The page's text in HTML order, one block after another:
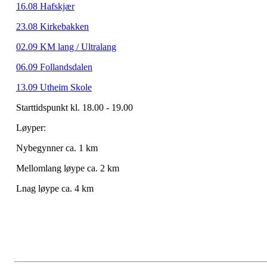
16.08 Hafskjær
23.08 Kirkebakken
02.09 KM lang / Ultralang
06.09 Follandsdalen
13.09 Utheim Skole
Starttidspunkt kl. 18.00 - 19.00
Løyper:
Nybegynner ca. 1 km
Mellomlang løype ca. 2 km
Lnag løype ca. 4 km